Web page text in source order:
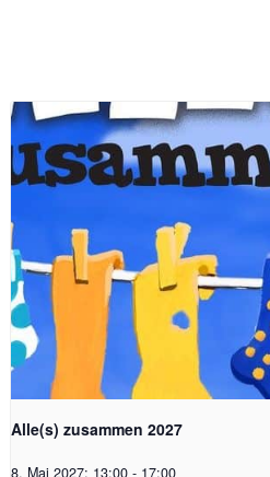
Alle(s) zusammen 2027
8. Mai 2027; 13:00 - 17:00